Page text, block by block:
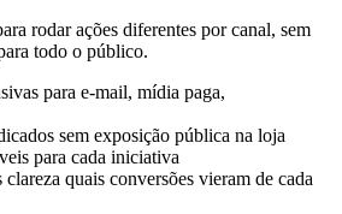
rodar ações diferentes por canal, sem
todo o público.
para e-mail, mídia paga,
sem exposição pública na loja
para cada iniciativa
quais conversões vieram de cada